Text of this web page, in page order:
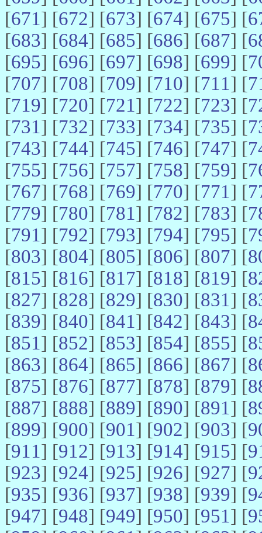
[671] [672] [673] [674] [675] [
[683] [684] [685] [686] [687] [
[695] [696] [697] [698] [699] [
[707] [708] [709] [710] [711] [
[719] [720] [721] [722] [723] [
[731] [732] [733] [734] [735] [
[743] [744] [745] [746] [747] [
[755] [756] [757] [758] [759] [
[767] [768] [769] [770] [771] [
[779] [780] [781] [782] [783] [
[791] [792] [793] [794] [795] [
[803] [804] [805] [806] [807] [
[815] [816] [817] [818] [819] [
[827] [828] [829] [830] [831] [
[839] [840] [841] [842] [843] [
[851] [852] [853] [854] [855] [
[863] [864] [865] [866] [867] [
[875] [876] [877] [878] [879] [
[887] [888] [889] [890] [891] [
[899] [900] [901] [902] [903] [
[911] [912] [913] [914] [915] [
[923] [924] [925] [926] [927] [
[935] [936] [937] [938] [939] [
[947] [948] [949] [950] [951] [